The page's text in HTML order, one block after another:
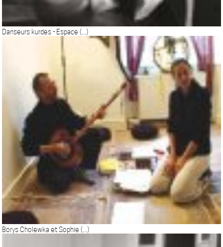
Danseurs kurdes - Espace (...)
Borys Cholewka et Sophie (...)